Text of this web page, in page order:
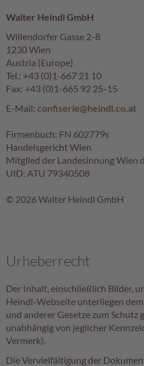
d
W
u
n
s
h
r
a
l
e
k
M
a
r
o
n
Walter Heindl GmbH
Willendorfer Gasse 2-8
1230 Wien
Austria (Europe)
Tel.: +43 (0)1-667 21 10
Fax: +43 (0)1-665 92 25-15
E-Mail: confiserie@heindl.co.at
Firmenbuch: FN 602779s
Handelsgericht Wien
Mitglied der Landesinnung Wien
UID: ATU 79340508
© 2026 Walter Heindl GmbH
Urheberrecht
Der Inhalt, einschließlich Bilder,
Heindl-Webseite unterliegen
und anderer Gesetze zum Schutz
unabhängig von jeglicher
Vermerk).
Die Vervielfältigung der